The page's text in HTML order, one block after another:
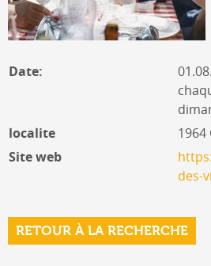
Date:
localite
1964
Site web
des-
RETOUR À LA RECHERCHE